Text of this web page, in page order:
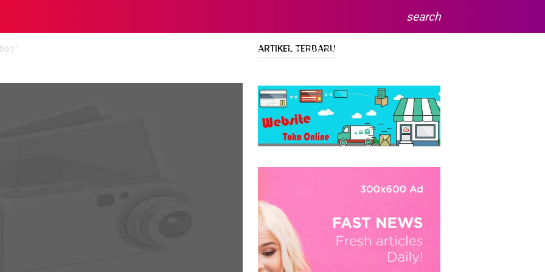
SMA/SMK/SLTA DIPLOMA/SARJANA
search
ARTIKEL TERBARU